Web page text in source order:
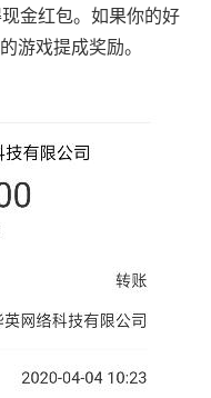
金红包。如果你的好
游戏提成奖励。